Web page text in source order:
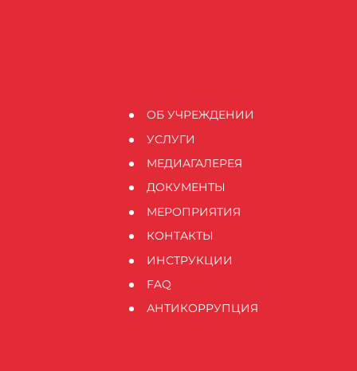
ОБ УЧРЕЖДЕНИИ
УСЛУГИ
МЕДИАГАЛЕРЕЯ
ДОКУМЕНТЫ
МЕРОПРИЯТИЯ
КОНТАКТЫ
ИНСТРУКЦИИ
FAQ
АНТИКОРРУПЦИЯ